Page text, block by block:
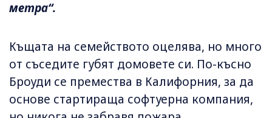
метра“.
Къщата на семейството оцелява, но много
от съседите губят домовете си. По-късно
Броуди се премества в Калифорния, за да
основе стартираща софтуерна компания,